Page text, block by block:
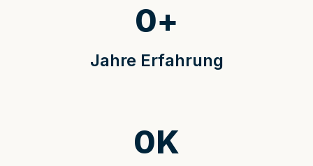
Jahre Erfahrung
0+
0K